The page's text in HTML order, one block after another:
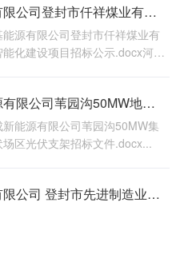
河南嵩基能源有限公司登封市仟祥煤业有限责任公司关于智能化建设项目招标公示+文件
源有限公司登封市仟祥煤业有
化建设项目招标公示.docx河南
河南宇成新能源有限公司苇园沟50MW地面集中式光伏发电项目光伏场区固定支架招标文件
能源有限公司苇园沟50MW集
区光伏支架招标文件.docx...
河南嵩基售电有限公司 登封市先进制造业开发区110kV新区变电站#2主变（安装工程）招标公告